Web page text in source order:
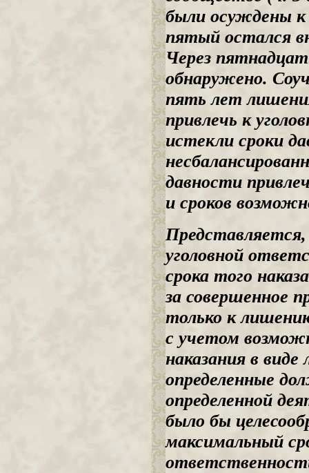
были осуждены к
пятый остался
Через
обнаружено.
пять лет
привлечь к
истекли сроки
давности
и сроков
уголовной
срока того
за совершенное
только к
с учетом
наказания в
определенные
определенной
было бы
максимальный